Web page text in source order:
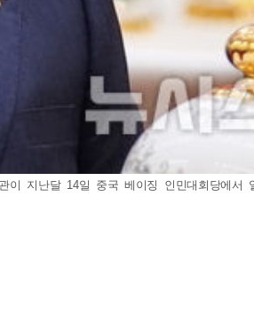
이 지난달 14일 중국 베이징 인민대회당에서